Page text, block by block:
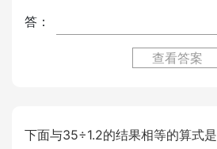
答：
查看答案
下面与35÷1.2的结果相等的算式是